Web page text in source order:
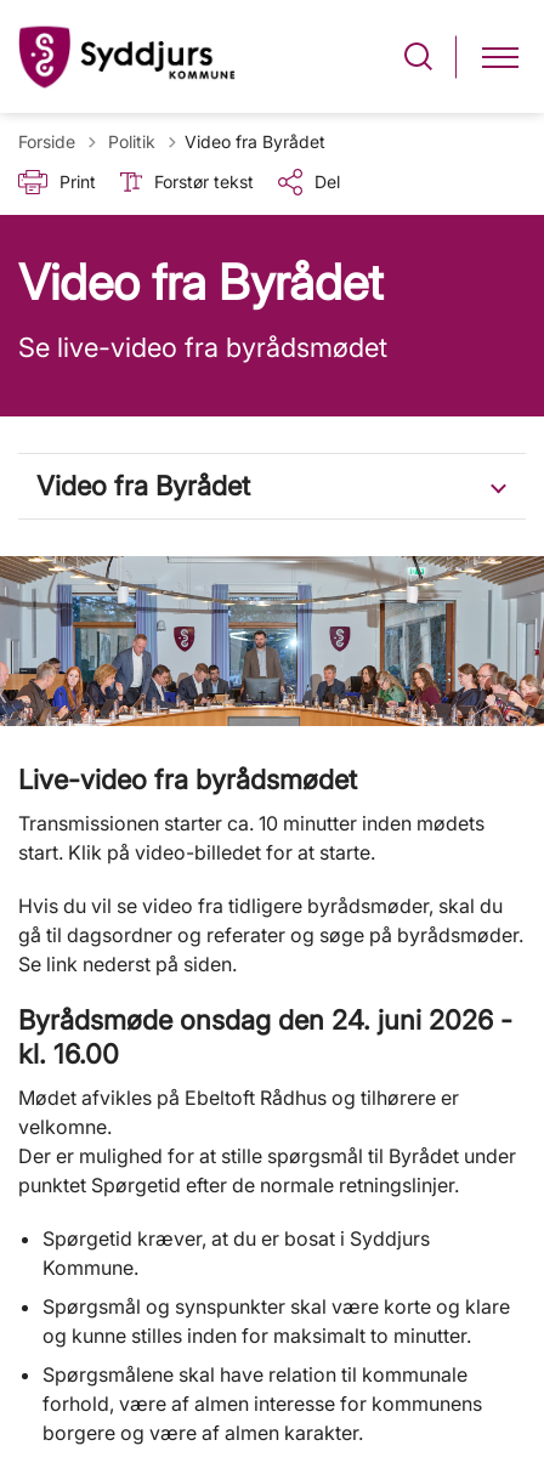
Forside Tilbage til
Politik
Video fra Byrådet
Print
Forstør tekst Del
Video fra Byrådet
Se live-video fra byrådsmødet
Video fra Byrådet
Live-video fra byrådsmødet
Transmissionen starter ca. 10 minutter inden mødets
start. Klik på video-billedet for at starte.
Hvis du vil se video fra tidligere byrådsmøder, skal du
gå til dagsordner og referater og søge på byrådsmøder.
Se link nederst på siden.
Byrådsmøde onsdag den 24. juni 2026 -
kl. 16.00
Mødet afvikles på Ebeltoft Rådhus og tilhørere er
velkomne.
Der er mulighed for at stille spørgsmål til Byrådet under
punktet Spørgetid efter de normale retningslinjer.
Spørgetid kræver, at du er bosat i Syddjurs
Kommune.
Spørgsmål og synspunkter skal være korte og klare
og kunne stilles inden for maksimalt to minutter.
Spørgsmålene skal have relation til kommunale
forhold, være af almen interesse for kommunens
borgere og være af almen karakter.